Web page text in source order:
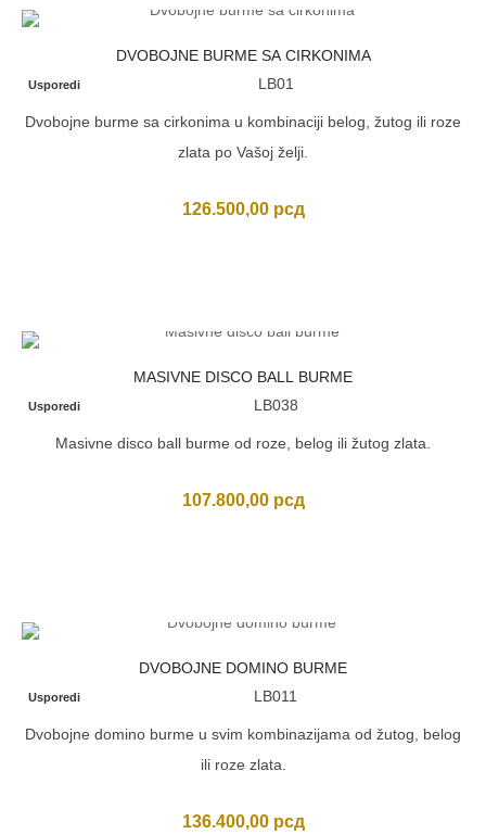
DVOBOJNE BURME SA CIRKONIMA
Usporedi LB01
Dvobojne burme sa cirkonima u kombinaciji belog, žutog ili roze
zlata po Vašoj želji.
126.500,00 рсд
MASIVNE DISCO BALL BURME
Usporedi LB038
Masivne disco ball burme od roze, belog ili žutog zlata.
107.800,00 рсд
DVOBOJNE DOMINO BURME
Usporedi LB011
Dvobojne domino burme u svim kombinazijama od žutog, belog
ili roze zlata.
136.400,00 рсд